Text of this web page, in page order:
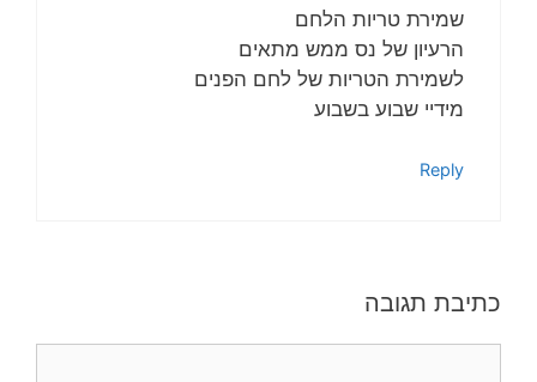
שמירת טריות הלחם
הרעיון של נס ממש מתאים
לשמירת הטריות של לחם הפנים
מידיי שבוע בשבוע
Reply
כתיבת תגובה